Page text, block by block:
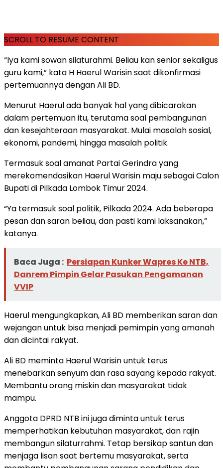
SCROLL TO RESUME CONTENT
“Iya kami sowan silaturahmi. Beliau kan senior sekaligus
guru kami,” kata H Haerul Warisin saat dikonfirmasi
pertemuannya dengan Ali BD.
Menurut Haerul ada banyak hal yang dibicarakan
dalam pertemuan itu, terutama soal pembangunan
dan kesejahteraan masyarakat. Mulai masalah sosial,
ekonomi, pandemi, hingga masalah politik.
Termasuk soal amanat Partai Gerindra yang
merekomendasikan Haerul Warisin maju sebagai Calon
Bupati di Pilkada Lombok Timur 2024.
“Ya termasuk soal politik, Pilkada 2024. Ada beberapa
pesan dan saran beliau, dan pasti kami laksanakan,”
katanya.
Baca Juga : Persiapan Kunker Wapres Ke NTB,
Danrem Pimpin Gelar Pasukan Pengamanan
VVIP
Haerul mengungkapkan, Ali BD memberikan saran dan
wejangan untuk bisa menjadi pemimpin yang amanah
dan dicintai rakyat.
Ali BD meminta Haerul Warisin untuk terus
menebarkan senyum dan rasa sayang kepada rakyat.
Membantu orang miskin dan masyarakat tidak
mampu.
Anggota DPRD NTB ini juga diminta untuk terus
memperhatikan kebutuhan masyarakat, dan rajin
membangun silaturrahmi. Tetap bersikap santun dan
menjaga lisan saat bertemu masyarakat, serta